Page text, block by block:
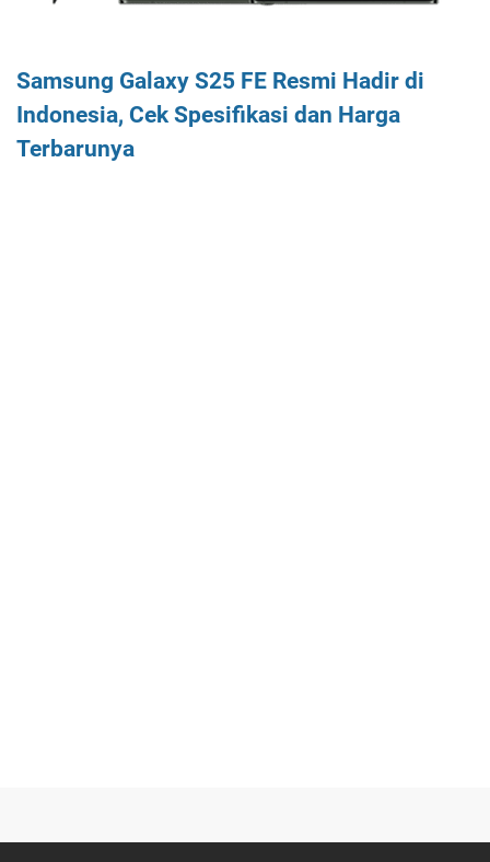
Samsung Galaxy S25 FE Resmi Hadir di
Indonesia, Cek Spesifikasi dan Harga
Terbarunya